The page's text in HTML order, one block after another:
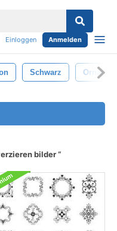
Einloggen Anmelden
Schwarz
bilder